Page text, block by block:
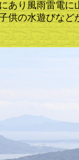
風雨雷電に山
の水遊びなど